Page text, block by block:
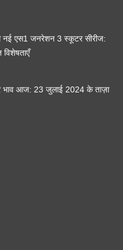
नई एस1 जनरेशन 3 स्कूटर सीरीज:
आज: 23 जुलाई 2024 के ताज़ा